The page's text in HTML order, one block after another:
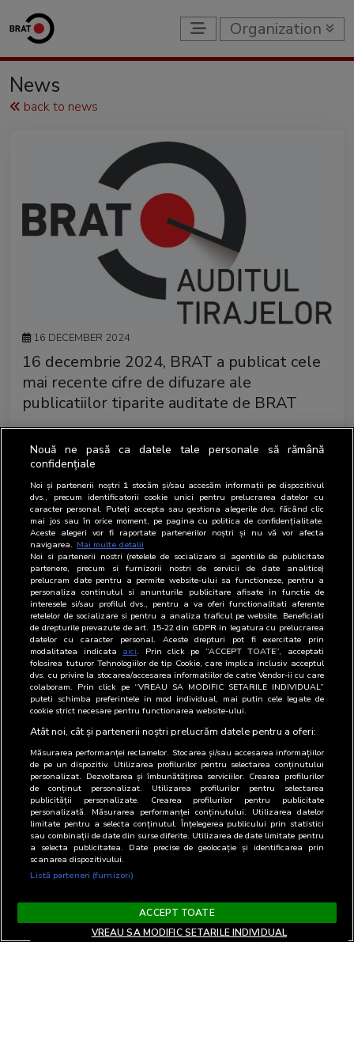
Organization
News
back to news
16 DECEMBER 2024
16 decembrie 2024, BRAT a publicat cele
mai recente cifre de difuzare ale
publicatiilor tiparite auditate de BRAT
Astazi 16 decembrie, BRAT a publicat cele mai recente
cifre de difuzare ale publicațiilor tipărite auditate de
BRAT.
Biroul Român de Audit Transmedia a publicat azi, 16
decembrie 2024 pe siteul asociatiei, cifrele de difuzare
aferente perioadei iulie - septembrie 2024 pentru cele
55 de publicații care au depus declarațiile de difuzare si
documentele aferente auditului în condiții regulamentare.
Cifrele de de difuzare sunt disponibile înpagina cifre de
difuzare.
Nouă ne pasă ca datele tale personale să rămână
confidențiale
Noi și partenerii noștri 1 stocăm și/sau accesăm informații pe dispozitivul
dvs., precum identificatorii cookie unici pentru prelucrarea datelor cu
caracter personal. Puteți accepta sau gestiona alegerile dvs. făcând clic
mai jos sau în orice moment, pe pagina cu politica de confidențialitate.
Aceste alegeri vor fi raportate partenerilor noștri și nu vă vor afecta
navigarea. Mai multe detalii
Noi si partenerii nostri (retelele de socializare si agentiile de publicitate
partenere, precum si furnizorii nostri de servicii de date analitice)
prelucram date pentru a permite website-ului sa functioneze, pentru a
personaliza continutul si anunturile publicitare afisate in functie de
interesele si/sau profilul dvs., pentru a va oferi functionalitati aferente
retelelor de socializare si pentru a analiza traficul pe website. Beneficiati
de drepturile prevazute de art. 15-22 din GDPR in legatura cu prelucrarea
datelor cu caracter personal. Aceste drepturi pot fi exercitate prin
modalitatea indicata aici. Prin click pe “ACCEPT TOATE”, acceptati
folosirea tuturor Tehnologiilor de tip Cookie, care implica inclusiv acceptul
dvs. cu privire la stocarea/accesarea informatiilor de catre Vendor-ii cu care
colaboram. Prin click pe “VREAU SA MODIFIC SETARILE INDIVIDUAL”
puteti schimba preferintele in mod individual, mai putin cele legate de
cookie strict necesare pentru functionarea website-ului.
Atât noi, cât și partenerii noștri prelucrăm datele pentru a oferi:
Măsurarea performanței reclamelor. Stocarea și/sau accesarea informațiilor
de pe un dispozitiv. Utilizarea profilurilor pentru selectarea conținutului
personalizat. Dezvoltarea și îmbunătățirea serviciilor. Crearea profilurilor
de conținut personalizat. Utilizarea profilurilor pentru selectarea
publicității personalizate. Crearea profilurilor pentru publicitate
personalizată. Măsurarea performanței conținutului. Utilizarea datelor
limitate pentru a selecta conținutul. Înțelegerea publicului prin statistici
sau combinații de date din surse diferite. Utilizarea de date limitate pentru
a selecta publicitatea. Date precise de geolocație și identificarea prin
scanarea dispozitivului.
Listă parteneri (furnizori)
ACCEPT TOATE
VREAU SA MODIFIC SETARILE INDIVIDUAL